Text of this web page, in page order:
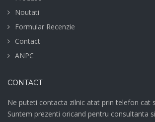
Noutati
Formular Recenzie
Contact
ANPC
CONTACT
Ne puteti contacta zilnic atat prin telefon cat
Suntem prezenti oricand pentru consultanta